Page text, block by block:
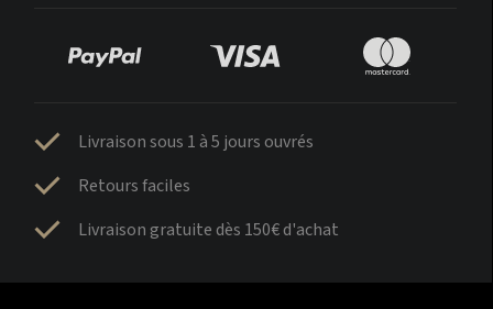
Livraison sous 1 à 5 jours ouvrés
Retours faciles
Livraison gratuite dès 150€ d'achat